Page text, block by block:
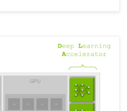
Accelerator (DLA) を活